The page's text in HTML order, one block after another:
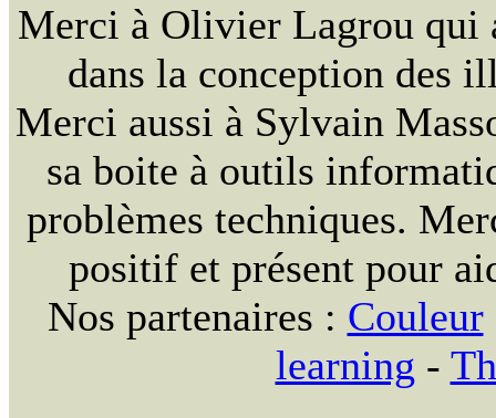
Merci à Olivier Lagrou qui
dans la conception des
Merci aussi à Sylvain
sa boite à outils
problèmes techniques.
positif et présent pour
Nos partenaires : Couleur
learning -